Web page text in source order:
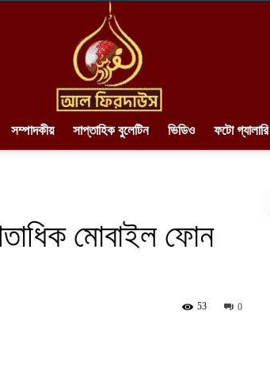
সম্পাদকীয় সাপ্তাহিক বুলেটিন ভিডিও ফটো গ্যালারি
মোবাইল ফোন
0
53